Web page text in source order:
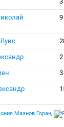
9
2
3
Мазнов Горан,